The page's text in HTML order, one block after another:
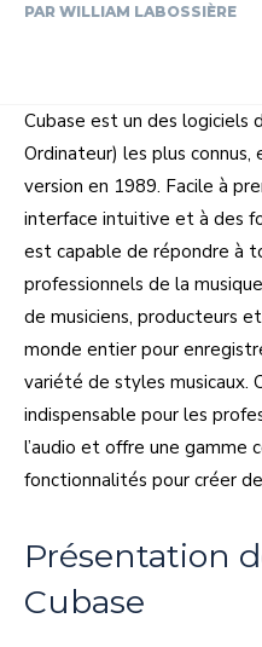
PAR WILLIAM LABOSSIÈRE
Cubase est un des logiciels
Ordinateur) les plus
version en 1989. Facile à
interface intuitive et à des
est capable de répondre à
professionnels de la
de musiciens, producteurs
monde entier pour
variété de styles musicaux.
indispensable pour les
l’audio et offre une gamme
fonctionnalités pour créer
Présentation
Cubase